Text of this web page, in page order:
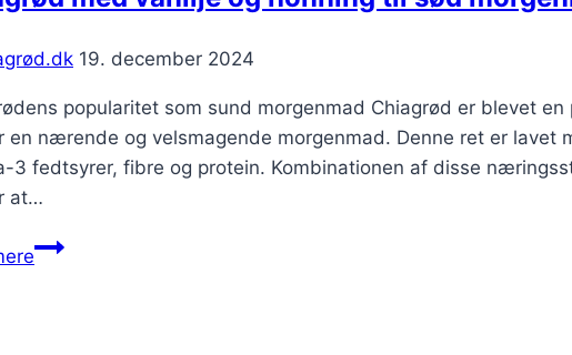
19. december 2024
popularitet som sund morgenmad Chiagrød er blevet
en nærende og velsmagende morgenmad. Denne ret er
3 fedtsyrer, fibre og protein. Kombinationen af disse
at…
Chiagrød